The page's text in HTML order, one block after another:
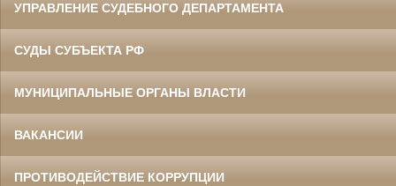
УПРАВЛЕНИЕ СУДЕБНОГО ДЕПАРТАМЕНТА
СУДЫ СУБЪЕКТА РФ
МУНИЦИПАЛЬНЫЕ ОРГАНЫ ВЛАСТИ
ВАКАНСИИ
ПРОТИВОДЕЙСТВИЕ КОРРУПЦИИ